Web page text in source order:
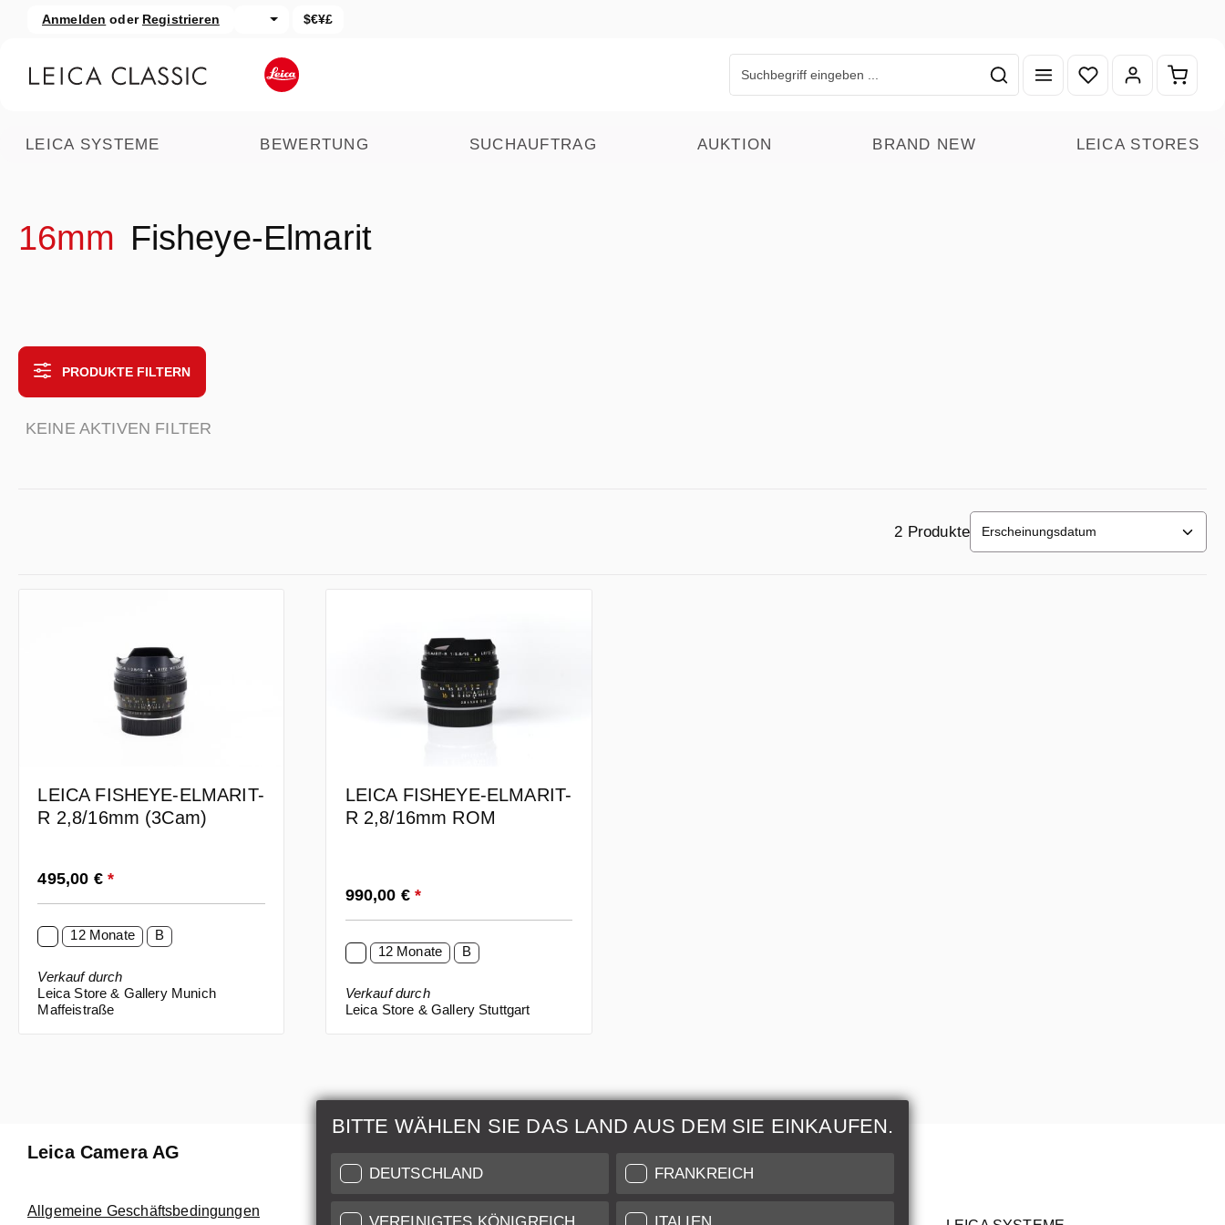
Hauptinhalt springen
Zur Suche springen
Anmelden oder Registrieren $€¥£
Du hast 0 Produkte
LEICA SYSTEME BEWERTUNG SUCHAUFTRAG AUKTION BRAND NEW LEICA STORES
16mm Fisheye-Elmarit
PRODUKTE FILTERN
KEINE AKTIVEN FILTER
2 Produkte
LEICA FISHEYE-ELMARIT-
R 2,8/16mm (3Cam)
Regulärer Preis:
495,00 € *
12 Monate B
Verkauf durch
Leica Store & Gallery Munich
Maffeistraße
LEICA FISHEYE-ELMARIT-
R 2,8/16mm ROM
Regulärer Preis:
990,00 €*
12 Monate B
Verkauf durch
Leica Store & Gallery Stuttgart
BITTE WÄHLEN SIE DAS LAND AUS DEM SIE EINKAUFEN.
DEUTSCHLAND FRANKREICH
Leica Camera AG
Allgemeine Geschäftsbedingungen
Reparatur & Wartung
Nutzen Sie auch unseren Leica
Weitere Informationen
Zustandsbeschreibung unserer Artikel